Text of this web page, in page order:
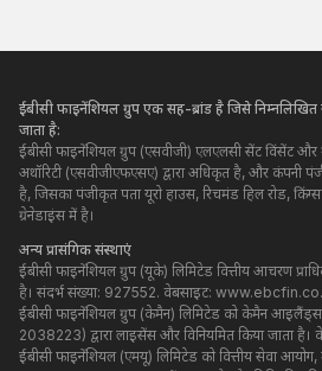
ईबीसी फाइनेंशियल ग्रुप एक सह-ब्रांड है जिसे
जाता है:
ईबीसी फाइनेंशियल ग्रुप (एसवीजी) एलएलसी सेंट विंसेंट और
अथॉरिटी (एसवीजीएफएसए) द्वारा अधिकृत है, और
है, जिसका पंजीकृत पता यूरो हाउस, रिचमंड हिल रोड,
ग्रेनेडाइंस में है।
अन्य प्रासंगिक संस्थाएं
ईबीसी फाइनेंशियल ग्रुप (यूके) लिमिटेड वित्तीय आचरण
है। संदर्भ संख्या: 927552. वेबसाइट:
ईबीसी फाइनेंशियल ग्रुप (केमैन) लिमिटेड को केमैन आइलैंड्स
2038223) द्वारा लाइसेंस और विनियमित किया जाता है।
ईबीसी फाइनेंशियल (एमयू) लिमिटेड को वित्तीय सेवा